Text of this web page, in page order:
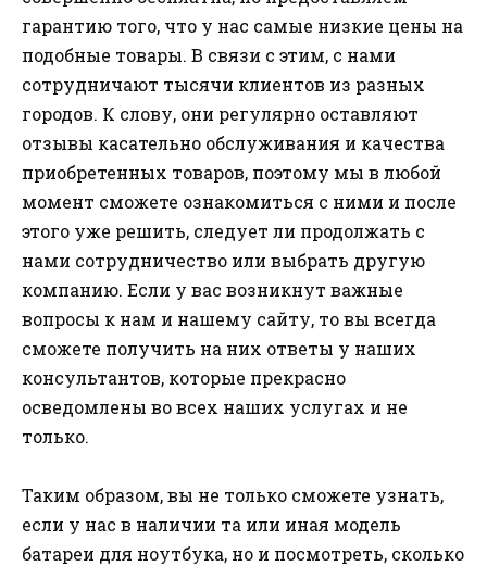
гарантию того, что у нас самые низкие цены на
подобные товары. В связи с этим, с нами
сотрудничают тысячи клиентов из разных
городов. К слову, они регулярно оставляют
отзывы касательно обслуживания и качества
приобретенных товаров, поэтому мы в любой
момент сможете ознакомиться с ними и после
этого уже решить, следует ли продолжать с
нами сотрудничество или выбрать другую
компанию. Если у вас возникнут важные
вопросы к нам и нашему сайту, то вы всегда
сможете получить на них ответы у наших
консультантов, которые прекрасно
осведомлены во всех наших услугах и не
только.
Таким образом, вы не только сможете узнать,
если у нас в наличии та или иная модель
батареи для ноутбука, но и посмотреть, сколько